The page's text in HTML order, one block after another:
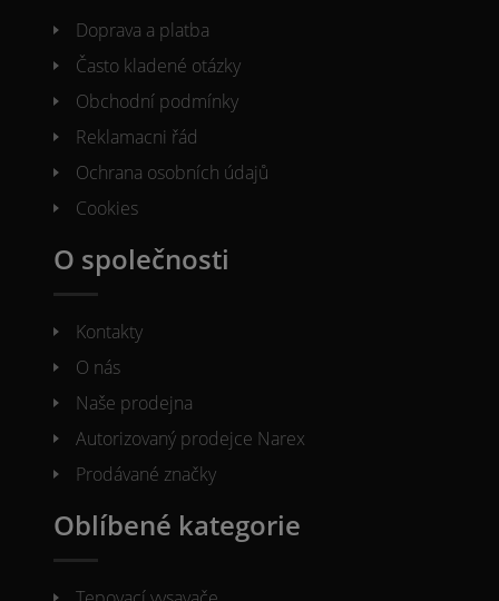
Doprava a platba
Často kladené otázky
Obchodní podmínky
Reklamacni řád
Ochrana osobních údajů
Cookies
O společnosti
Kontakty
O nás
Naše prodejna
Autorizovaný prodejce Narex
Prodávané značky
Oblíbené kategorie